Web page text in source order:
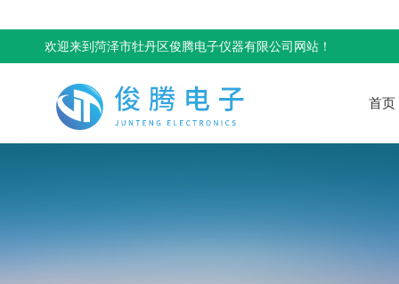
欢迎来到菏泽市牡丹区俊腾电子仪器有限公司网站！
首页